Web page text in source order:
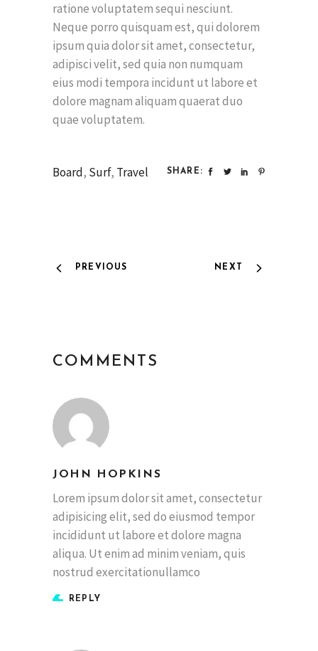
ratione voluptatem sequi nesciunt.
Neque porro quisquam est, qui dolorem
ipsum quia dolor sit amet, consectetur,
adipisci velit, sed quia non numquam
eius modi tempora incidunt ut labore et
dolore magnam aliquam quaerat duo
quae voluptatem.
Board, Surf, Travel SHARE:
PREVIOUS NEXT
COMMENTS
JOHN HOPKINS
Lorem ipsum dolor sit amet, consectetur
adipisicing elit, sed do eiusmod tempor
incididunt ut labore et dolore magna
aliqua. Ut enim ad minim veniam, quis
nostrud exercitationullamco
REPLY